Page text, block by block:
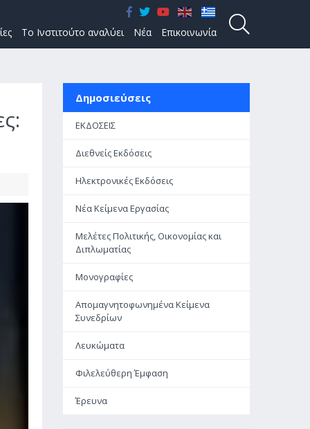
Το Ινστιτούτο αναλύει Νέα Επικοινωνία
Δημοσιεύσεις
ΕΚΔΟΣΕΙΣ
Διεθνείς Εκδόσεις
Ηλεκτρονικές Εκδόσεις
Νέα Κείμενα Εργασίας
Μελέτες Πολιτικής, Οικονομίας και
Διπλωματίας
Μονογραφίες
Απομαγνητοφωνημένα Κείμενα
Συνεδρίων
Λευκώματα
Φιλελεύθερη Έμφαση
Έρευνα